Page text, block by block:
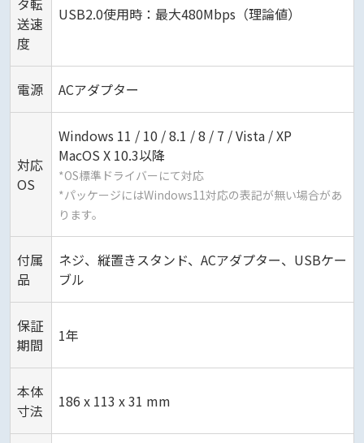
タ転
送速
度
USB2.0使用時：最大480Mbps（理論値）
電源 ACアダプター
対応
OS
Windows 11 / 10 / 8.1 / 8 / 7 / Vista / XP
MacOS X 10.3以降
*OS標準ドライバーにて対応
*パッケージにはWindows11対応の表記が無い場合があ
ります。
付属
品
ネジ、縦置きスタンド、ACアダプター、USBケー
ブル
保証
期間
1年
本体
寸法
186 x 113 x 31 mm